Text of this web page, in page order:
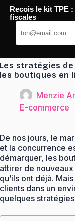
Passer
contenu
TaqTaq
Les stratégies
les boutiques en
Menzie
E-commerce
De nos jours, le
et la concurrence
démarquer, les
attirer de
qu’ils ont déjà.
clients dans un
quelques
Recois le kit TPE
fiscales